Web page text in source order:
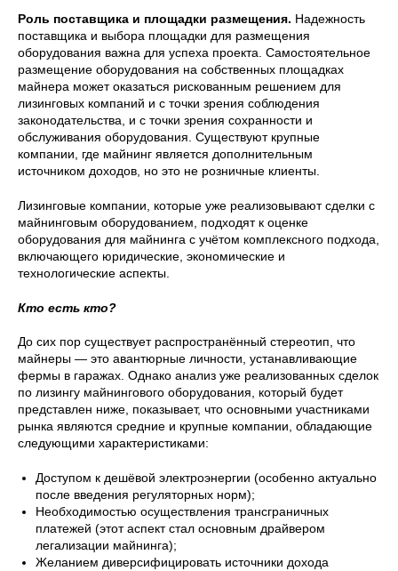
Роль поставщика и площадки размещения. Надежность
поставщика и выбора площадки для размещения
оборудования важна для успеха проекта. Самостоятельное
размещение оборудования на собственных площадках
майнера может оказаться рискованным решением для
лизинговых компаний и с точки зрения соблюдения
законодательства, и с точки зрения сохранности и
обслуживания оборудования. Существуют крупные
компании, где майнинг является дополнительным
источником доходов, но это не розничные клиенты.
Лизинговые компании, которые уже реализовывают сделки с
майнинговым оборудованием, подходят к оценке
оборудования для майнинга с учётом комплексного подхода,
включающего юридические, экономические и
технологические аспекты.
Кто есть кто?
До сих пор существует распространённый стереотип, что
майнеры — это авантюрные личности, устанавливающие
фермы в гаражах. Однако анализ уже реализованных сделок
по лизингу майнингового оборудования, который будет
представлен ниже, показывает, что основными участниками
рынка являются средние и крупные компании, обладающие
следующими характеристиками:
Доступом к дешёвой электроэнергии (особенно актуально
после введения регуляторных норм);
Необходимостью осуществления трансграничных
платежей (этот аспект стал основным драйвером
легализации майнинга);
Желанием диверсифицировать источники дохода